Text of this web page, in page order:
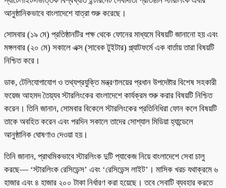
আনুষ্ঠানিকভাবে বাংলাদেশে যাত্রা শুরু করেছে।
সোমবার (১৯ মে) প্রতিষ্ঠানটির পক্ষ থেকে ফোনের মাধ্যমে বিষয়টি জানানো হয় এবং
মঙ্গলবার (২০ মে) সকালে এক্স (সাবেক টুইটার) প্ল্যাটফর্মে এক বার্তায় তারা বিষয়টি
নিশ্চিত করে।
ডাক, টেলিযোগাযোগ ও তথ্যপ্রযুক্তি মন্ত্রণালয়ের প্রধান উপদেষ্টার বিশেষ সহকারী
ফয়েজ আহমদ তৈয়্যব স্টারলিংকের বাংলাদেশে কার্যক্রম শুরু করার বিষয়টি নিশ্চিত
করেন। তিনি জানান, সোমবার বিকেলে স্টারলিংকের প্রতিনিধিরা ফোন কলে বিষয়টি
তাকে অবহিত করেন এবং পরদিন সকালে তাদের সোশ্যাল মিডিয়া হ্যান্ডেলে
আনুষ্ঠানিক ঘোষণাও দেওয়া হয়।
তিনি জানান, প্রাথমিকভাবে স্টারলিংক দুটি প্যাকেজ নিয়ে বাংলাদেশে সেবা চালু
করছে— ‘স্টারলিংক রেসিডেন্স’ এবং ‘রেসিডেন্স লাইট’। মাসিক খরচ যথাক্রমে ৬
হাজার এবং ৪ হাজার ২০০ টাকা নির্ধারণ করা হয়েছে। তবে সেবাটি ব্যবহার করতে